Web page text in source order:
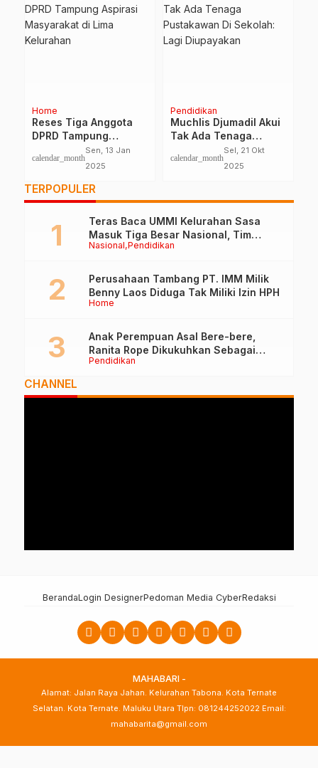
Pendidikan
Muchlis Djumadil Akui
Tak Ada Tenaga
Sekolah: Lagi
calendar_month
Sel, 21 Okt
2025
Wakapolda Malut:
Anggota Polri Harus
Netral di Pemilu 2024
calendar_month
Kam, 28 Des
2023
Wali
TERPOPULER
Nasional Pendidikan
Teras Baca UMMI Kelurahan Sasa
Masuk Tiga Besar Nasional, Tim
Penilai Lakukan Visitasi di Ternate
Home
Perusahaan Tambang PT. IMM Milik
Benny Laos Diduga Tak Miliki Izin HPH
Pendidikan
Anak Perempuan Asal Bere-bere,
Ranita Rope Dikukuhkan Sebagai
Guru Besar dan Rektor Ummu
CHANNEL
BerandaLogin DesignerPedoman Media CyberRedaksi
MAHABARI -
Alamat: Jalan Raya Jahan. Kelurahan Tabona. Kota Ternate
Selatan. Kota Ternate. Maluku Utara Tlpn: 081244252022 Email:
mahabarita@gmail.com